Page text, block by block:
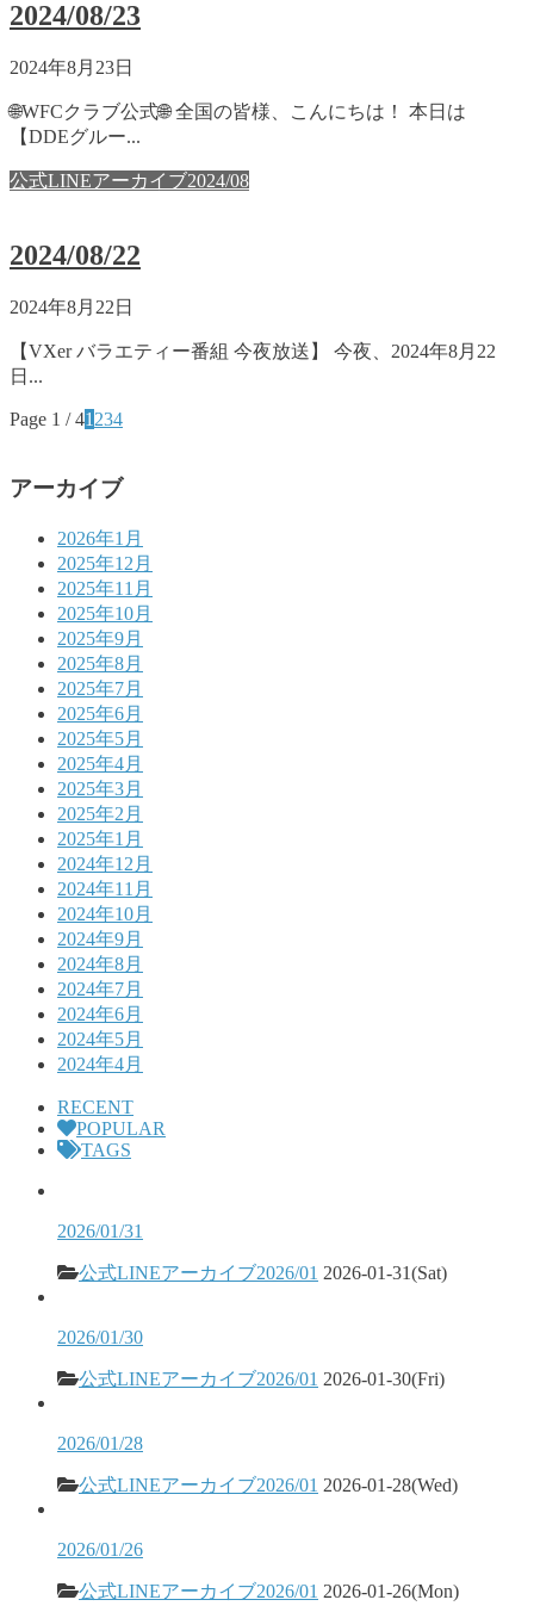
2024/08/23
2024年8月23日
🌐WFCクラブ公式🌐 全国の皆様、こんにちは！ 本日は
【DDEグルー...
公式LINEアーカイブ2024/08
2024/08/22
2024年8月22日
【VXer バラエティー番組 今夜放送】 今夜、2024年8月22
日...
Page 1 / 41 234
アーカイブ
2026年1月
2025年12月
2025年11月
2025年10月
2025年9月
2025年8月
2025年7月
2025年6月
2025年5月
2025年4月
2025年3月
2025年2月
2025年1月
2024年12月
2024年11月
2024年10月
2024年9月
2024年8月
2024年7月
2024年6月
2024年5月
2024年4月
RECENT
POPULAR
TAGS
2026/01/31
公式LINEアーカイブ2026/01 2026-01-31(Sat)
2026/01/30
公式LINEアーカイブ2026/01 2026-01-30(Fri)
2026/01/28
公式LINEアーカイブ2026/01 2026-01-28(Wed)
2026/01/26
公式LINEアーカイブ2026/01 2026-01-26(Mon)